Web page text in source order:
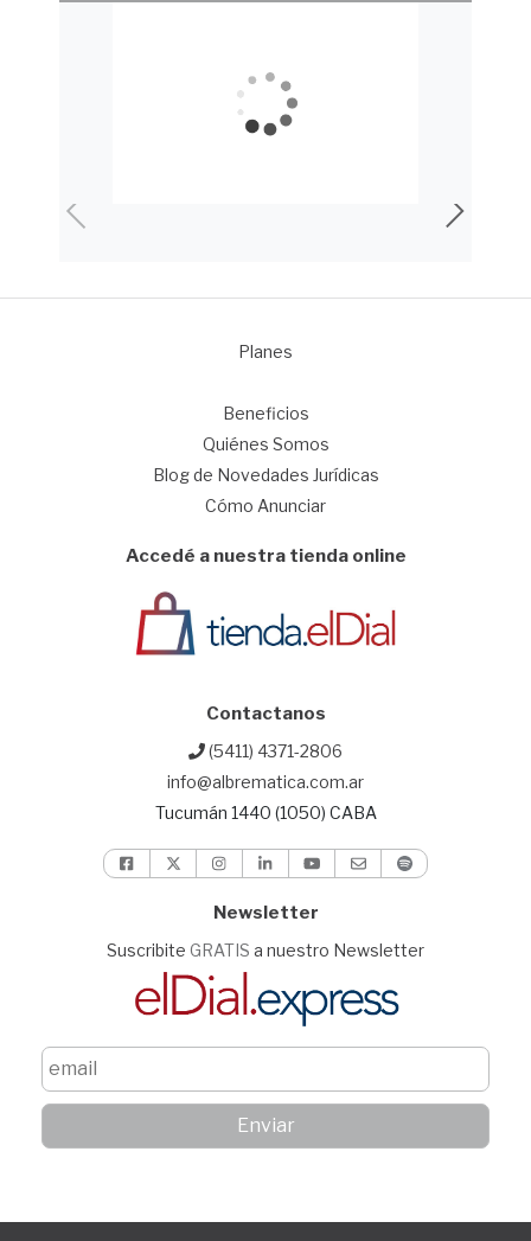
Planes
Beneficios
Quiénes Somos
Blog de Novedades Jurídicas
Cómo Anunciar
Accedé a nuestra tienda online
Contactanos
(5411) 4371-2806
info@albrematica.com.ar
Tucumán 1440 (1050) CABA
Newsletter
Suscribite GRATIS a nuestro Newsletter